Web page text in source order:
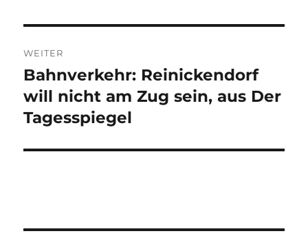
WEITER
Nächster
Beitrag:
Bahnverkehr: Reinickendorf
will nicht am Zug sein, aus Der
Tagesspiegel